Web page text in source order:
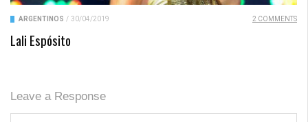
ARGENTINOS / 30/04/2019 2 COMMENTS
Lali Espósito
Leave a Response